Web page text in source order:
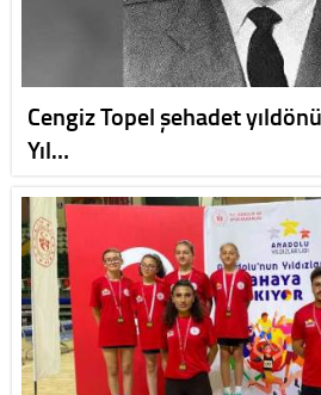
Cengiz Topel şehadet
Yıl…